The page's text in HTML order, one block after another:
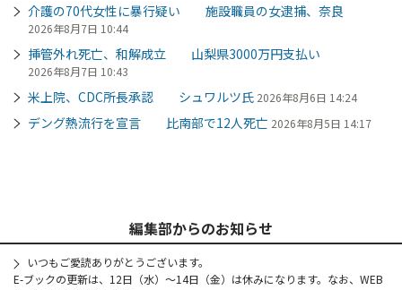
介護の70代女性に暴行疑い 施設職員の女逮捕、奈良
2026年8月7日 10:44
挿管外れ死亡、和解成立 山梨県3000万円支払い
2026年8月7日 10:43
米上院、CDC所長承認 シュワルツ氏 2026年8月6日 14:24
デング熱流行を宣言 比南部で12人死亡 2026年8月5日 14:17
編集部からのお知らせ
いつもご愛読ありがとうございます。
E-ブックの更新は、12日（水）～14日（金）は休みになります。なお、WEB